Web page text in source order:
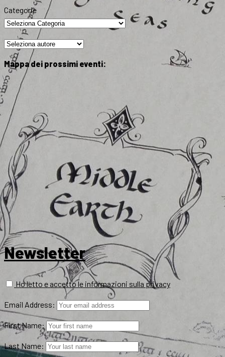
Categorie
Mappa dei prossimi eventi:
Newsletter
Ho letto e accetto le informazioni sulla privacy
Email Address:
First Name:
Last Name: